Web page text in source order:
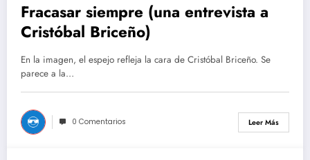
Fracasar siempre (una entrevista a
Cristóbal Briceño)
En la imagen, el espejo refleja la cara de Cristóbal Briceño. Se
parece a la…
0 Comentarios Leer Más